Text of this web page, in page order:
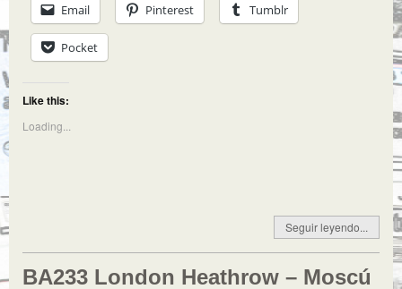
Email Pinterest Tumblr
Pocket
Like this:
Loading...
Seguir leyendo...
BA233 London Heathrow – Moscú